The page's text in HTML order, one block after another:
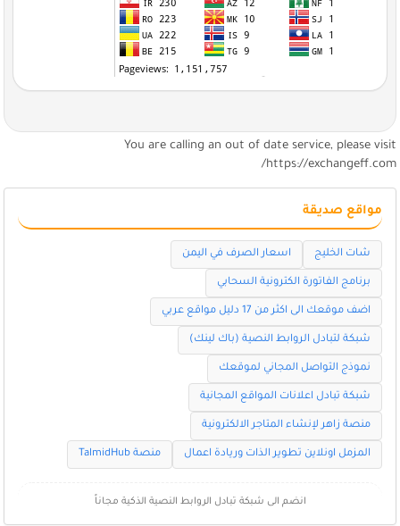
You are calling an out of date service, please visit
https://exchangeff.com/
مواقع صديقة
شات الخليج اسعار الصرف في اليمن
برنامج الفاتورة الكترونية السحابي
اضف موقعك الى اكثر من 17 دليل مواقع عربي
شبكة لتبادل الروابط النصية (باك لينك)
نموذج التواصل المجاني لموقعك
شبكة تبادل اعلانات المواقع المجانية
منصة زاهر لإنشاء المتاجر الالكترونية
المزمل اونلاين تطوير الذات وريادة اعمال منصة TalmidHub
انضم الى شبكة تبادل الروابط النصية الذكية مجاناً